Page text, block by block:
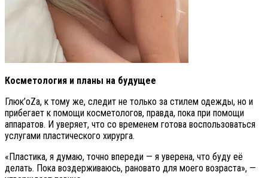
Косметология и планы на будущее
Глюк’oZа, к тому же, следит не только за стилем одежды, но и
прибегает к помощи косметологов, правда, пока при помощи
аппаратов. И уверяет, что со временем готова воспользоваться
услугами пластического хирурга.
«Пластика, я думаю, точно впереди — я уверена, что буду её
делать. Пока воздерживаюсь, рановато для моего возраста», —